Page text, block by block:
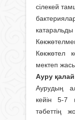
сілекей
катаральды
Көкжөтел
мектеп
Ауру қалай
Аурудың
кейін 5-7
тәбеттің